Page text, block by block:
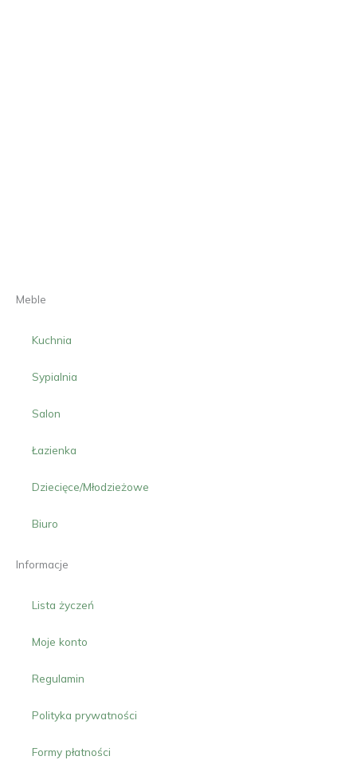
Meble
Kuchnia
Sypialnia
Salon
Łazienka
Dziecięce/Młodzieżowe
Biuro
Informacje
Lista życzeń
Moje konto
Regulamin
Polityka prywatności
Formy płatności